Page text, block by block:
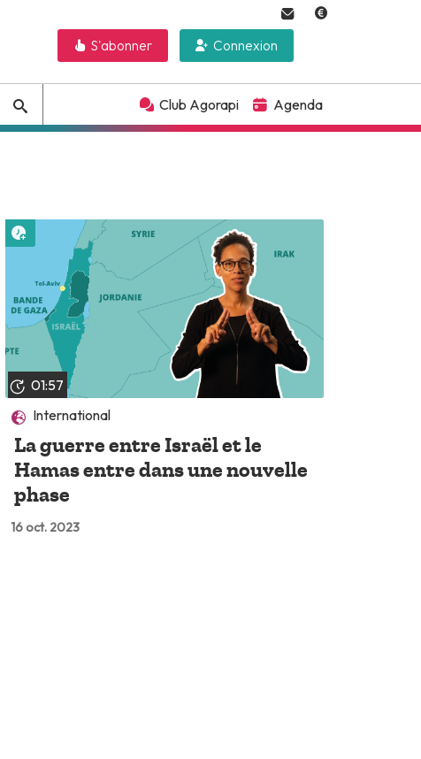
Connexion
S'abonner
Club Agorapi Agenda
01:57
International
La guerre entre Israël et le
Hamas entre dans une nouvelle
phase
16 oct. 2023
Lire plus tard